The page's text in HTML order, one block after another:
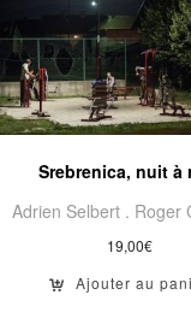
Srebrenica, nuit à
Adrien Selbert . Roger
19,00€
Ajouter au